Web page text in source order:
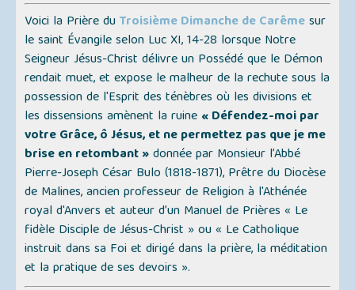
Voici la Prière duTroisième Dimanche de Carêmesur
le saint Évangile selon Luc XI, 14-28 lorsque Notre
Seigneur Jésus-Christ délivre un Possédé que le Démon
rendait muet, et expose le malheur de la rechute sous la
possession de l'Esprit des ténèbres où les divisions et
les dissensions amènent la ruine « Défendez-moi par
votre Grâce, ô Jésus, et ne permettez pas que je me
brise en retombant »donnée par Monsieur l’Abbé
Pierre-Joseph César Bulo (1818-1871), Prêtre du Diocèse
de Malines, ancien professeur de Religion à l'Athénée
royal d'Anvers et auteur d’un Manuel de Prières« Le
fidèle Disciple de Jésus-Christ »ou« Le Catholique
instruit dans sa Foi et dirigé dans la prière, la méditation
et la pratique de ses devoirs ».